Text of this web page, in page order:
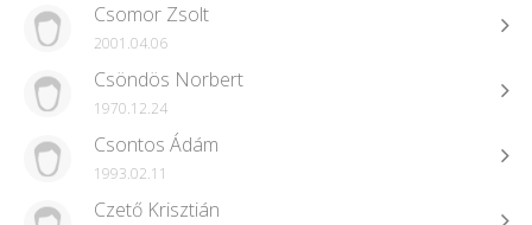
Csomor Zsolt
2001.04.06
Csöndös Norbert
1970.12.24
Csontos Ádám
1993.02.11
Czető Krisztián